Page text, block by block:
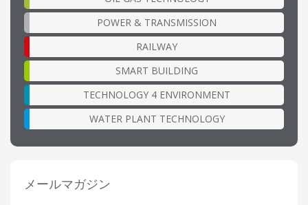
POWER & TRANSMISSION
RAILWAY
SMART BUILDING
TECHNOLOGY 4 ENVIRONMENT
WATER PLANT TECHNOLOGY
メールマガジン